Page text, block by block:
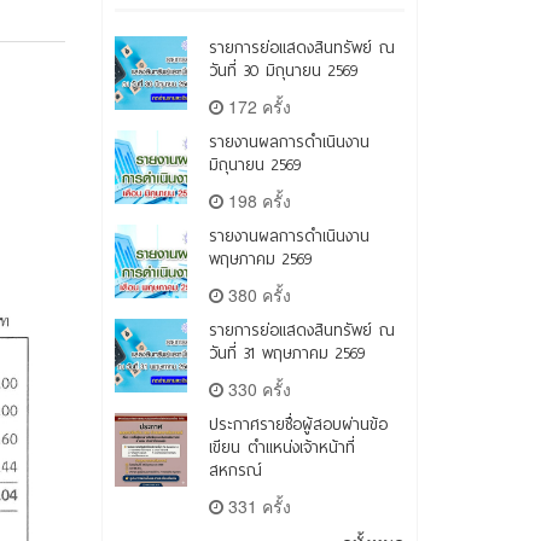
รายการย่อแสดงสินทรัพย์ ณ
วันที่ 30 มิถุนายน 2569
172 ครั้ง
รายงานผลการดำเนินงาน
มิถุนายน 2569
198 ครั้ง
รายงานผลการดำเนินงาน
พฤษภาคม 2569
380 ครั้ง
รายการย่อแสดงสินทรัพย์ ณ
วันที่ 31 พฤษภาคม 2569
330 ครั้ง
ประกาศรายชื่อผู้สอบผ่านข้อ
เขียน ตำแหน่งเจ้าหน้าที่
สหกรณ์
331 ครั้ง